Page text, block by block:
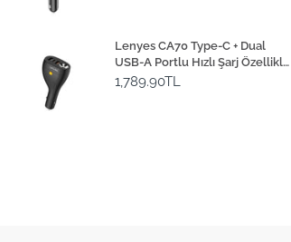
Lenyes CA70 Type-C + Dual
USB-A Portlu Hızlı Şarj Özellikli
Çok Fonksiyonlu Araç Şarj Aleti
1,789.90TL